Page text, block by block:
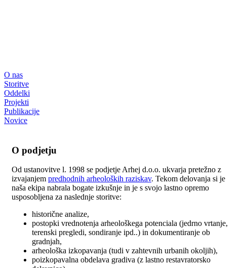
O nas
Storitve
Oddelki
Projekti
Publikacije
Novice
O podjetju
Od ustanovitve l. 1998 se podjetje Arhej d.o.o. ukvarja pretežno z
izvajanjem predhodnih arheoloških raziskav. Tekom delovanja si je
naša ekipa nabrala bogate izkušnje in je s svojo lastno opremo
usposobljena za naslednje storitve:
historične analize,
postopki vrednotenja arheološkega potenciala (jedrno vrtanje,
terenski pregledi, sondiranje ipd..) in dokumentiranje ob
gradnjah,
arheološka izkopavanja (tudi v zahtevnih urbanih okoljih),
poizkopavalna obdelava gradiva (z lastno restavratorsko